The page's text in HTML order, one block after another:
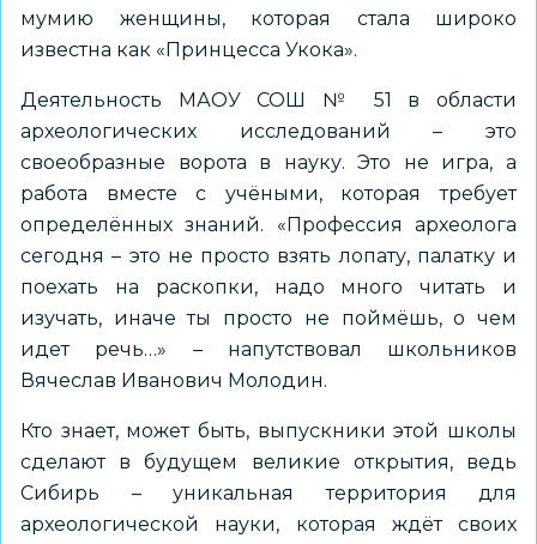
мумию женщины, которая стала широко
известна как «Принцесса Укока».
Деятельность МАОУ СОШ № 51 в области
археологических исследований – это
своеобразные ворота в науку. Это не игра, а
работа вместе с учёными, которая требует
определённых знаний. «Профессия археолога
сегодня – это не просто взять лопату, палатку и
поехать на раскопки, надо много читать и
изучать, иначе ты просто не поймёшь, о чем
идет речь…» – напутствовал школьников
Вячеслав Иванович Молодин.
Кто знает, может быть, выпускники этой школы
сделают в будущем великие открытия, ведь
Сибирь – уникальная территория для
археологической науки, которая ждёт своих